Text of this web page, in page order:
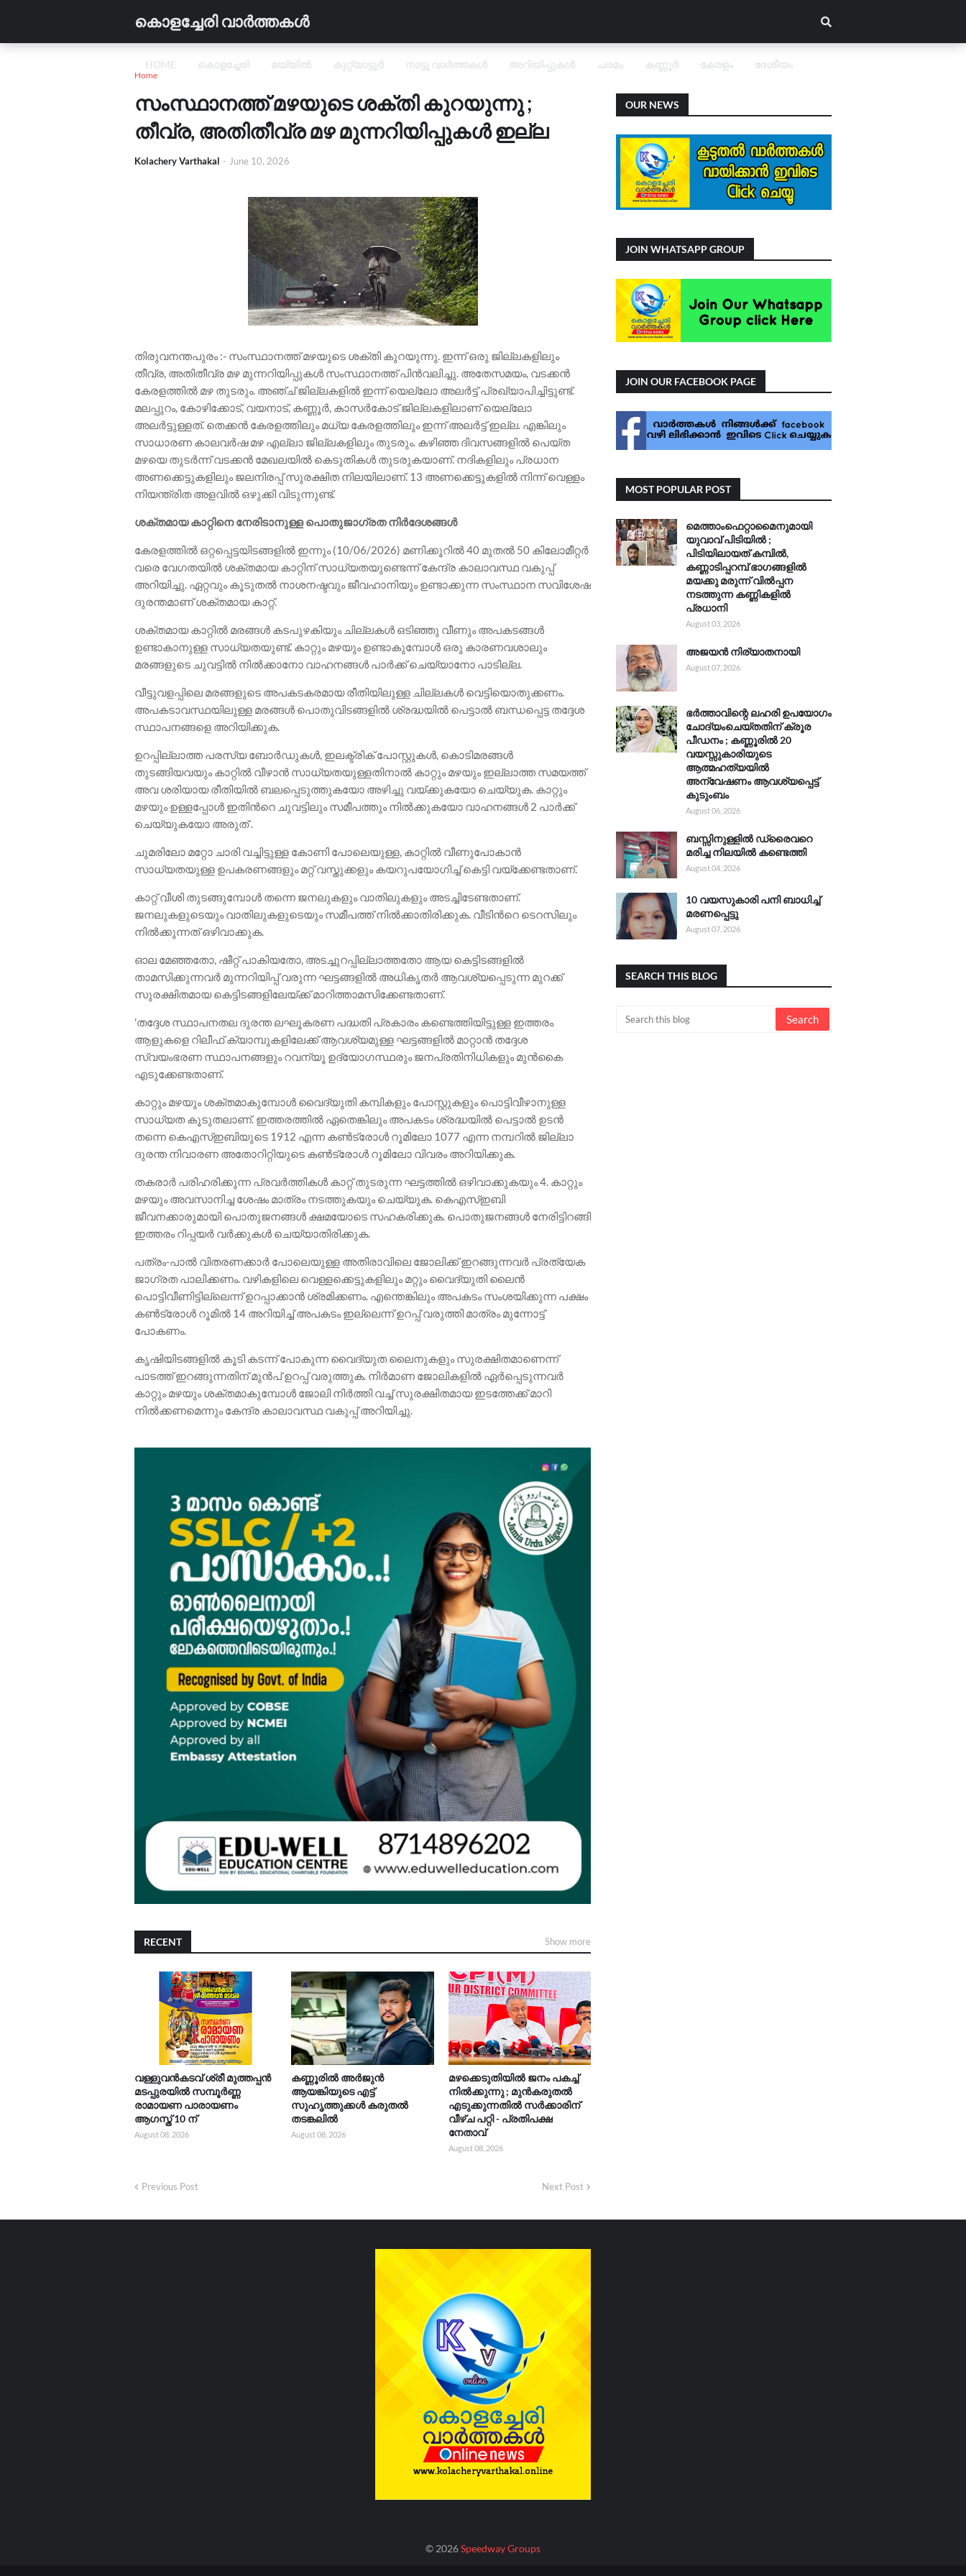
കൊളച്ചേരി വാർത്തകൾ
HOME കൊളച്ചേരി മയ്യിൽ കുറ്റ്യാട്ടൂർ നാട്ടു വാർത്തകൾ അറിയിപ്പുകൾ ചരമം കണ്ണൂർ കേരളം ദേശീയം
വിദ്യാഭ്യാസം വാണിജ്യം COVID
Home
സംസ്ഥാനത്ത് മഴയുടെ ശക്തി കുറയുന്നു ;
തീവ്ര, അതിതീവ്ര മഴ മുന്നറിയിപ്പുകൾ ഇല്ല
Kolachery Varthakal - June 10, 2026
തിരുവനന്തപുരം :- സംസ്ഥാനത്ത് മഴയുടെ ശക്തി കുറയുന്നു. ഇന്ന് ഒരു ജില്ലകളിലും
തീവ്ര, അതിതീവ്ര മഴ മുന്നറിയിപ്പുകൾ സംസ്ഥാനത്ത് പിൻവലിച്ചു. അതേസമയം, വടക്കൻ
കേരളത്തിൽ മഴ തുടരും. അഞ്ച് ജില്ലകളിൽ ഇന്ന് യെല്ലോ അലർട്ട് പ്രഖ്യാപിച്ചിട്ടുണ്ട്.
മലപ്പുറം, കോഴിക്കോട്, വയനാട്, കണ്ണൂർ, കാസർകോട് ജില്ലകളിലാണ് യെല്ലോ
അലർട്ടുള്ളത്. തെക്കൻ കേരളത്തിലും മധ്യ കേരളത്തിലും ഇന്ന് അലർട്ട് ഇല്ല. എങ്കിലും
സാധാരണ കാലവർഷ മഴ എല്ലാ ജില്ലകളിലും തുടരും. കഴിഞ്ഞ ദിവസങ്ങളിൽ പെയ്‌ത
മഴയെ തുടർന്ന് വടക്കൻ മേഖലയിൽ കെടുതികൾ തുടരുകയാണ്. നദികളിലും പ്രധാന
അണക്കെട്ടുകളിലും ജലനിരപ്പ് സുരക്ഷിത നിലയിലാണ്. 13 അണക്കെട്ടുകളിൽ നിന്ന് വെള്ളം
നിയന്ത്രിത അളവിൽ ഒഴുക്കി വിടുന്നുണ്ട്.
ശക്തമായ കാറ്റിനെ നേരിടാനുള്ള പൊതുജാഗ്രത നിർദേശങ്ങൾ
കേരളത്തിൽ ഒറ്റപ്പെട്ടയിടങ്ങളിൽ ഇന്നും (10/06/2026) മണിക്കൂറിൽ 40 മുതൽ 50 കിലോമീറ്റർ
വരെ വേഗതയിൽ ശക്തമായ കാറ്റിന് സാധ്യതയുണ്ടെന്ന് കേന്ദ്ര കാലാവസ്ഥ വകുപ്പ്
അറിയിച്ചു. ഏറ്റവും കൂടുതൽ നാശനഷ്ടവും ജീവഹാനിയും ഉണ്ടാക്കുന്ന സംസ്ഥാന സവിശേഷ
ദുരന്തമാണ് ശക്തമായ കാറ്റ്.
ശക്തമായ കാറ്റിൽ മരങ്ങൾ കടപുഴകിയും ചില്ലകൾ ഒടിഞ്ഞു വീണും അപകടങ്ങൾ
ഉണ്ടാകാനുള്ള സാധ്യതയുണ്ട്. കാറ്റും മഴയും ഉണ്ടാകുമ്പോൾ ഒരു കാരണവശാലും
മരങ്ങളുടെ ചുവട്ടിൽ നിൽക്കാനോ വാഹനങ്ങൾ പാർക്ക് ചെയ്യാനോ പാടില്ല.
വീട്ടുവളപ്പിലെ മരങ്ങളുടെ അപകടകരമായ രീതിയിലുള്ള ചില്ലകൾ വെട്ടിയൊതുക്കണം.
അപകടാവസ്ഥയിലുള്ള മരങ്ങൾ പൊതുവിടങ്ങളിൽ ശ്രദ്ധയിൽ പെട്ടാൽ ബന്ധപ്പെട്ട തദ്ദേശ
സ്ഥാപനങ്ങളെ അറിയിക്കുക.
ഉറപ്പില്ലാത്ത പരസ്യ ബോർഡുകൾ, ഇലക്ട്രിക് പോസ്റ്റുകൾ, കൊടിമരങ്ങൾ
തുടങ്ങിയവയും കാറ്റിൽ വീഴാൻ സാധ്യതയുള്ളതിനാൽ കാറ്റും മഴയും ഇല്ലാത്ത സമയത്ത്
അവ ശരിയായ രീതിയിൽ ബലപ്പെടുത്തുകയോ അഴിച്ചു വയ്ക്കുകയോ ചെയ്യുക. കാറ്റും
മഴയും ഉള്ളപ്പോൾ ഇതിൻറെ ചുവട്ടിലും സമീപത്തും നിൽക്കുകയോ വാഹനങ്ങൾ 2 പാർക്ക്
ചെയ്യുകയോ അരുത് .
ചുമരിലോ മറ്റോ ചാരി വച്ചിട്ടുള്ള കോണി പോലെയുള്ള, കാറ്റിൽ വീണുപോകാൻ
സാധ്യതയുള്ള ഉപകരണങ്ങളും മറ്റ് വസ്തുക്കളും കയറുപയോഗിച്ച് കെട്ടി വയ്ക്കേണ്ടതാണ്.
കാറ്റ് വീശി തുടങ്ങുമ്പോൾ തന്നെ ജനലുകളും വാതിലുകളും അടച്ചിടേണ്ടതാണ്.
ജനലുകളുടെയും വാതിലുകളുടെയും സമീപത്ത് നിൽക്കാതിരിക്കുക. വീടിൻറെ ടെറസിലും
നിൽക്കുന്നത് ഒഴിവാക്കുക.
ഓല മേഞ്ഞതോ, ഷീറ്റ് പാകിയതോ, അടച്ചുറപ്പില്ലാത്തതോ ആയ കെട്ടിടങ്ങളിൽ
താമസിക്കുന്നവർ മുന്നറിയിപ്പ് വരുന്ന ഘട്ടങ്ങളിൽ അധികൃതർ ആവശ്യപ്പെടുന്ന മുറക്ക്
സുരക്ഷിതമായ കെട്ടിടങ്ങളിലേയ്ക്ക് മാറിത്താമസിക്കേണ്ടതാണ്.
'തദ്ദേശ സ്ഥാപനതല ദുരന്ത ലഘൂകരണ പദ്ധതി പ്രകാരം കണ്ടെത്തിയിട്ടുള്ള ഇത്തരം
ആളുകളെ റിലീഫ് ക്യാമ്പുകളിലേക്ക് ആവശ്യമുള്ള ഘട്ടങ്ങളിൽ മാറ്റാൻ തദ്ദേശ
സ്വയംഭരണ സ്ഥാപനങ്ങളും റവന്യൂ ഉദ്യോഗസ്ഥരും ജനപ്രതിനിധികളും മുൻകൈ
എടുക്കേണ്ടതാണ്.
കാറ്റും മഴയും ശക്തമാകുമ്പോൾ വൈദ്യുതി കമ്പികളും പോസ്റ്റുകളും പൊട്ടിവീഴാനുള്ള
സാധ്യത കൂടുതലാണ്. ഇത്തരത്തിൽ ഏതെങ്കിലും അപകടം ശ്രദ്ധയിൽ പെട്ടാൽ ഉടൻ
തന്നെ കെഎസ്ഇബിയുടെ 1912 എന്ന കൺട്രോൾ റൂമിലോ 1077 എന്ന നമ്പറിൽ ജില്ലാ
ദുരന്ത നിവാരണ അതോറിറ്റിയുടെ കൺട്രോൾ റൂമിലോ വിവരം അറിയിക്കുക.
തകരാർ പരിഹരിക്കുന്ന പ്രവർത്തികൾ കാറ്റ് തുടരുന്ന ഘട്ടത്തിൽ ഒഴിവാക്കുകയും 4. കാറ്റും
മഴയും അവസാനിച്ച ശേഷം മാത്രം നടത്തുകയും ചെയ്യുക. കെഎസ്ഇബി
ജീവനക്കാരുമായി പൊതുജനങ്ങൾ ക്ഷമയോടെ സഹകരിക്കുക. പൊതുജനങ്ങൾ നേരിട്ടിറങ്ങി
ഇത്തരം റിപ്പയർ വർക്കുകൾ ചെയ്യാതിരിക്കുക.
പത്രം-പാൽ വിതരണക്കാർ പോലെയുള്ള അതിരാവിലെ ജോലിക്ക് ഇറങ്ങുന്നവർ പ്രത്യേക
ജാഗ്രത പാലിക്കണം. വഴികളിലെ വെള്ളക്കെട്ടുകളിലും മറ്റും വൈദ്യുതി ലൈൻ
പൊട്ടിവീണിട്ടില്ലെന്ന് ഉറപ്പാക്കാൻ ശ്രമിക്കണം. എന്തെങ്കിലും അപകടം സംശയിക്കുന്ന പക്ഷം
കൺട്രോൾ റൂമിൽ 14 അറിയിച്ച് അപകടം ഇല്ലെന്ന് ഉറപ്പ് വരുത്തി മാത്രം മുന്നോട്ട്
പോകണം.
കൃഷിയിടങ്ങളിൽ കൂടി കടന്ന് പോകുന്ന വൈദ്യുത ലൈനുകളും സുരക്ഷിതമാണെന്ന്
പാടത്ത് ഇറങ്ങുന്നതിന് മുൻപ് ഉറപ്പ് വരുത്തുക. നിർമാണ ജോലികളിൽ ഏർപ്പെടുന്നവർ
കാറ്റും മഴയും ശക്തമാകുമ്പോൾ ജോലി നിർത്തി വച്ച് സുരക്ഷിതമായ ഇടത്തേക്ക് മാറി
നിൽക്കണമെന്നും കേന്ദ്ര കാലാവസ്ഥ വകുപ്പ് അറിയിച്ചു.
RECENT Show more
വള്ളുവൻകടവ് ശ്രീ മുത്തപ്പൻ
മടപ്പുരയിൽ സമ്പൂർണ്ണ
രാമായണ പാരായണം
ആഗസ്ത് 10 ന്
August 08, 2026
കണ്ണൂരിൽ അർജുൻ
ആയങ്കിയുടെ എട്ട്
സുഹൃത്തുക്കൾ കരുതൽ
തടങ്കലിൽ
August 08, 2026
മഴക്കെടുതിയിൽ ജനം പകച്ച്
നിൽക്കുന്നു ; മുൻകരുതൽ
എടുക്കുന്നതിൽ സർക്കാരിന്
വീഴ്ച പറ്റി - പ്രതിപക്ഷ
നേതാവ്
August 08, 2026
Previous Post Next Post
OUR NEWS
JOIN WHATSAPP GROUP
JOIN OUR FACEBOOK PAGE
MOST POPULAR POST
മെത്താംഫെറ്റാമൈനുമായി
യുവാവ് പിടിയിൽ ;
പിടിയിലായത് കമ്പിൽ,
കണ്ണാടിപ്പറമ്പ് ഭാഗങ്ങളിൽ
മയക്കു മരുന്ന് വിൽപ്പന
നടത്തുന്ന കണ്ണികളിൽ
പ്രധാനി
August 03, 2026
അജയൻ നിര്യാതനായി
August 07, 2026
ഭർത്താവിന്റെ ലഹരി ഉപയോഗം
ചോദ്യംചെയ്തതിന് ക്രൂര
പീഡനം ; കണ്ണൂരിൽ 20
വയസ്സുകാരിയുടെ
ആത്മഹത്യയിൽ
അന്വേഷണം ആവശ്യപ്പെട്ട്
കുടുംബം
August 06, 2026
ബസ്സിനുള്ളിൽ ഡ്രൈവറെ
മരിച്ച നിലയിൽ കണ്ടെത്തി
August 04, 2026
10 വയസുകാരി പനി ബാധിച്ച്
മരണപ്പെട്ടു
August 07, 2026
SEARCH THIS BLOG
© 2026Speedway Groups